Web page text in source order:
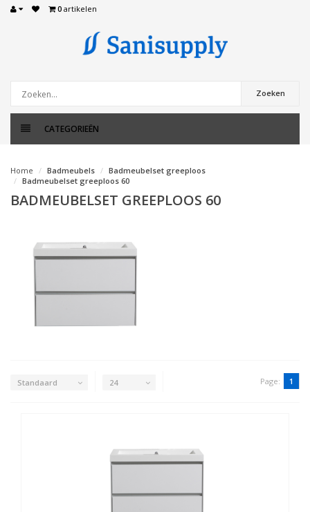
0 artikelen
Zoeken
CATEGORIEËN
Home Badmeubels
Badmeubelset greeploos
Badmeubelset greeploos 60
BADMEUBELSET GREEPLOOS 60
Standaard 24 Page: 1